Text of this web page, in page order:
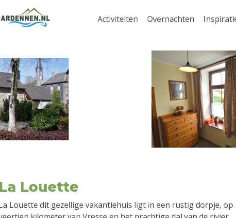
Activiteiten Overnachten
La Louette
Louette dit gezellige vakantiehuis ligt in een rustig dorpje, op